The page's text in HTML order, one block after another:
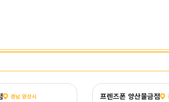
경남 양산시 프렌즈폰 양산물금점